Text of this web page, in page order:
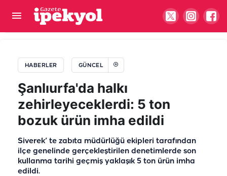
HABERLER GÜNCEL
Şanlıurfa'da halkı
zehirleyeceklerdi: 5 ton
bozuk ürün imha edildi
Siverek’ te zabıta müdürlüğü ekipleri tarafından
ilçe genelinde gerçekleştirilen denetimlerde son
kullanma tarihi geçmiş yaklaşık 5 ton ürün imha
edildi.
Şanlıurfa’da üniversiteye dönüş yolu açıldı: İşte